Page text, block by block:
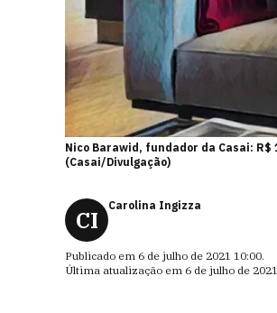
Nico Barawid, fundador da Casai:
(Casai/Divulgação)
CI
Carolina Ingizza
Publicado em 6 de julho de 2021 10:00.
Última atualização em 6 de julho de